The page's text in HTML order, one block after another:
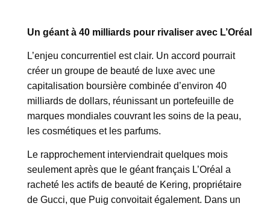
Un géant à 40 milliards pour rivaliser avec L’Oréal
L’enjeu concurrentiel est clair. Un accord pourrait
créer un groupe de beauté de luxe avec une
capitalisation boursière combinée d’environ 40
milliards de dollars, réunissant un portefeuille de
marques mondiales couvrant les soins de la peau,
les cosmétiques et les parfums.
Le rapprochement interviendrait quelques mois
seulement après que le géant français L’Oréal a
racheté les actifs de beauté de Kering, propriétaire
de Gucci, que Puig convoitait également. Dans un